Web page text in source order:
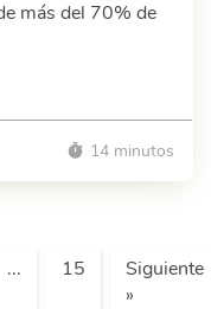
más del 70% de
14 minutos
... 15
Siguiente
»